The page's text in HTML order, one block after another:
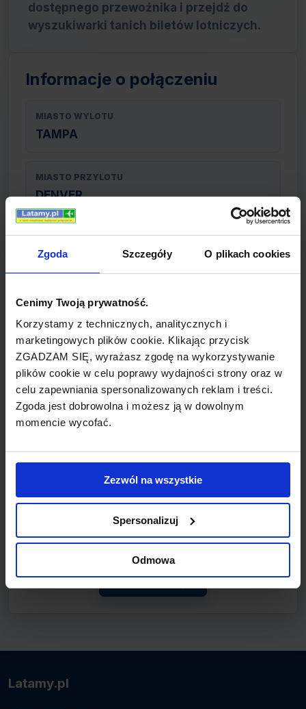
Zgoda Szczegóły O plikach cookies
Cenimy Twoją prywatność.
Korzystamy z technicznych, analitycznych i
marketingowych plików cookie. Klikając przycisk
ZGADZAM SIĘ, wyrażasz zgodę na wykorzystywanie
plików cookie w celu poprawy wydajności strony oraz w
celu zapewniania spersonalizowanych reklam i treści.
Zgoda jest dobrowolna i możesz ją w dowolnym
momencie wycofać.
Zezwól na wszystkie
Spersonalizuj
Odmowa
dostępnego przewoźnika i przejdź do
wyszukiwarki tanich biletów lotniczych.
Informacje o połączeniu
MIASTO WYLOTU
TAMPA
MIASTO PRZYLOTU
DENVER
TYP POŁĄCZENIA
bezpośrednie
REZERWACJA
online lub telefoniczna
PŁATNOŚĆ
przelew, gotówka, karta
LINIA LOTNICZA
American Airlines
lotnicze.
Latamy.pl